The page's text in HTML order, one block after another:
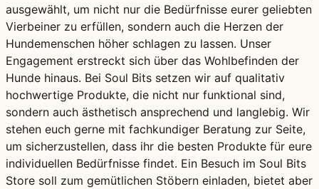
ausgewählt, um nicht nur die Bedürfnisse eurer geliebten
Vierbeiner zu erfüllen, sondern auch die Herzen der
Hundemenschen höher schlagen zu lassen. Unser
Engagement erstreckt sich über das Wohlbefinden der
Hunde hinaus. Bei Soul Bits setzen wir auf qualitativ
hochwertige Produkte, die nicht nur funktional sind,
sondern auch ästhetisch ansprechend und langlebig. Wir
stehen euch gerne mit fachkundiger Beratung zur Seite,
um sicherzustellen, dass ihr die besten Produkte für eure
individuellen Bedürfnisse findet. Ein Besuch im Soul Bits
Store soll zum gemütlichen Stöbern einladen, bietet aber